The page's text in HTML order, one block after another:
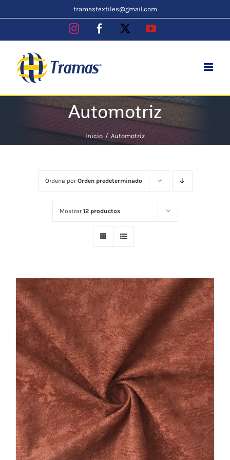
to
tramastextiles@gmail.com
InstagramFacebook YouTube
Automotriz
Inicio Automotriz
Ordena porOrden predeterminado
Mostrar12 productos